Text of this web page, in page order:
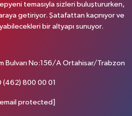
temasıyla sizleri buluştururken,
getiriyor. Şatafattan kaçınıyor ve
bir altyapı sunuyor.
Bulvarı No:156/A Ortahisar/Trabzon
(462) 800 00 01
protected]